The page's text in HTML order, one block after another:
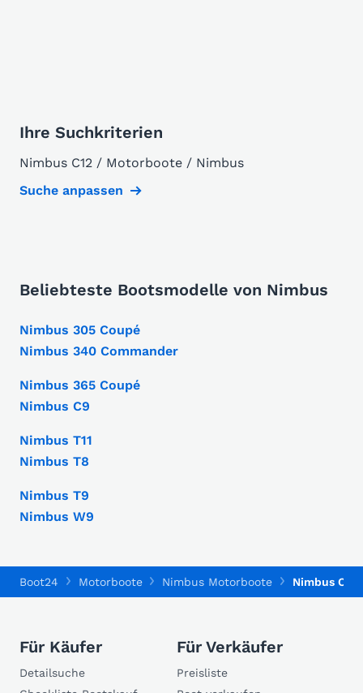
Ihre Suchkriterien
Nimbus C12 / Motorboote / Nimbus
Suche anpassen
Beliebteste Bootsmodelle von Nimbus
Nimbus 305 Coupé
Nimbus 340 Commander
Nimbus 365 Coupé
Nimbus C9
Nimbus T11
Nimbus T8
Nimbus T9
Nimbus W9
Boot24 Motorboote Nimbus Motorboote Nimbus C12
Für Käufer
Detailsuche
Für Verkäufer
Preisliste